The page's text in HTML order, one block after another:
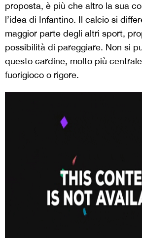
proposta, è più che altro la sua
l’idea di Infantino. Il calcio si
maggior parte degli altri sport,
possibilità di pareggiare. Non si
questo cardine, molto più
fuorigioco o rigore.